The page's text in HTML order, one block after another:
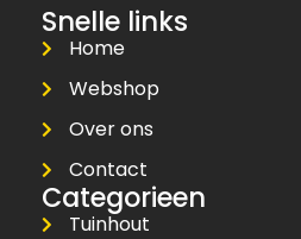
Snelle links
Home
Webshop
Over ons
Contact
Categorieen
Tuinhout